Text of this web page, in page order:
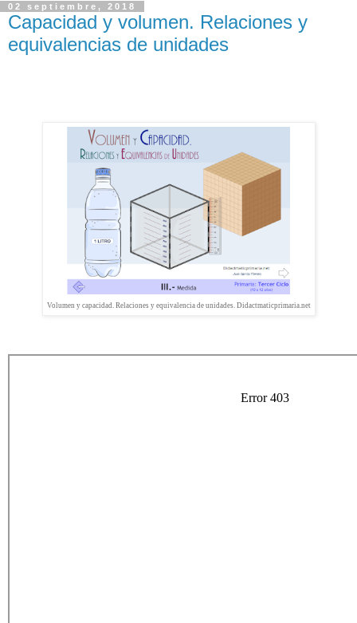
02 septiembre, 2018
Capacidad y volumen. Relaciones y
equivalencias de unidades
Volumen y capacidad. Relaciones y equivalencia de unidades. Didactmaticprimaria.net